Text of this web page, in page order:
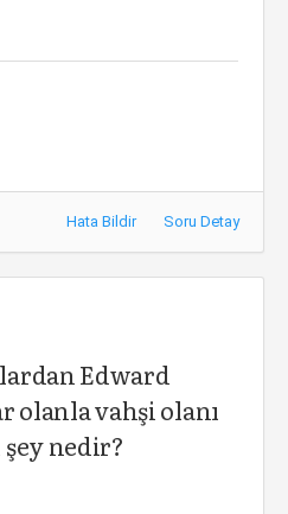
Hata Bildir Soru Detay
Edward
olanla vahşi olanı
nedir?